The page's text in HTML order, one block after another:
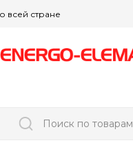
всей стране
Поиск по товарам